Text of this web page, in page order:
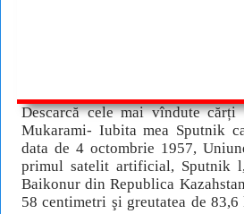
Descarcă cele mai vîndute
Mukarami- Iubita mea Sputnik
data de 4 octombrie 1957,
primul satelit artificial, Sputnik
Baikonur din Republica
58 centimetri şi greutatea de